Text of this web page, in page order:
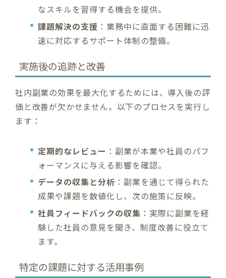
なスキルを習得する機会を提供。
課題解決の支援 ：業務中に直面する困難に迅
速に対応するサポート体制の整備。
実施後の追跡と改善
社内副業の効果を最大化するためには、導入後の評
価と改善が欠かせません。以下のプロセスを実行し
ます：
定期的なレビュー ：副業が本業や社員のパフ
ォーマンスに与える影響を確認。
データの収集と分析 ：副業を通じて得られた
成果や課題を数値化し、次の施策に反映。
社員フィードバックの収集 ：実際に副業を経
験した社員の意見を聞き、制度改善に役立て
ます。
特定の課題に対する活用事例